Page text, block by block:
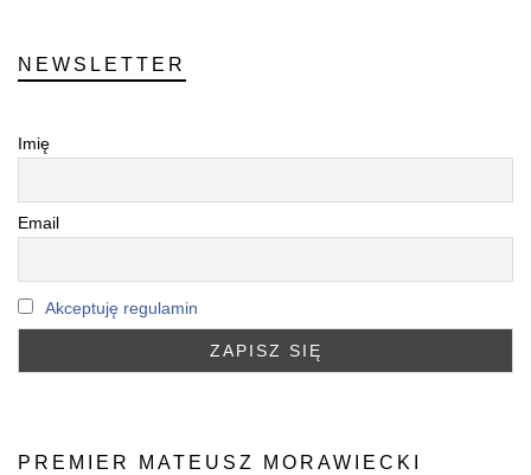
NEWSLETTER
Imię
Email
Akceptuję regulamin
PREMIER MATEUSZ MORAWIECKI